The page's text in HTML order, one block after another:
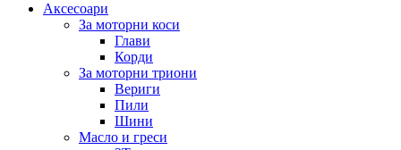
Аксесоари
За моторни коси
Глави
Корди
За моторни триони
Вериги
Пили
Шини
Масло и греси